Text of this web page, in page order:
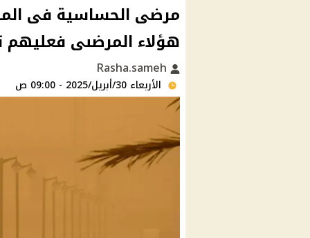
مرضى الحساسية فى
هؤلاء المرضىى فعليهم
الأربعاء 30/أبريل/2025 - 09:00 ص